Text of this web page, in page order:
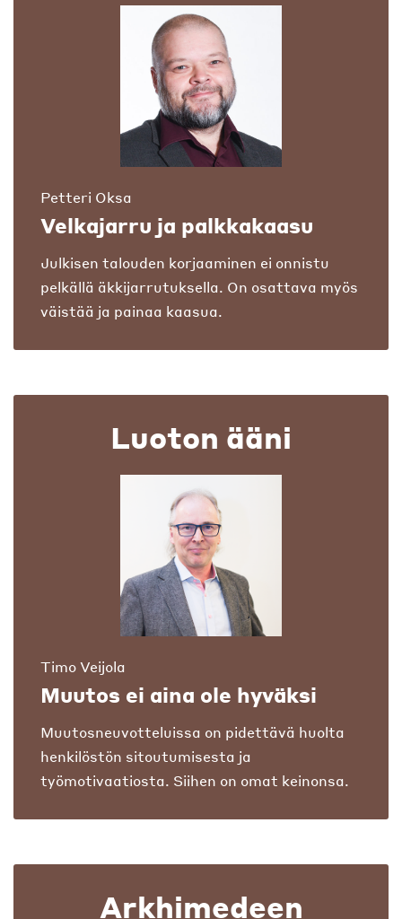
Petteri Oksa
Velkajarru ja palkkakaasu
Julkisen talouden korjaaminen ei onnistu
pelkällä äkkijarrutuksella. On osattava myös
väistää ja painaa kaasua.
Luoton ääni
Timo Veijola
Muutos ei aina ole hyväksi
Muutosneuvotteluissa on pidettävä huolta
henkilöstön sitoutumisesta ja
työmotivaatiosta. Siihen on omat keinonsa.
Arkhimedeen